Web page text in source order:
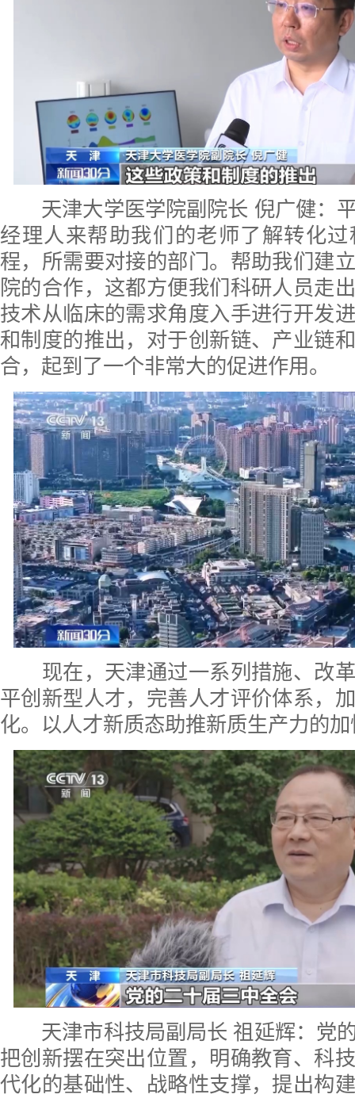
天津大学医学院副院长 倪广健：
经理人来帮助我们的老师了解转化
程，所需要对接的部门。帮助我们建
院的合作，这都方便我们科研人员走
技术从临床的需求角度入手进行开发
和制度的推出，对于创新链、产业链
合，起到了一个非常大的促进作用。
现在，天津通过一系列措施、改革
平创新型人才，完善人才评价体系，
化。以人才新质态助推新质生产力的
天津市科技局副局长 祖延辉：党
把创新摆在突出位置，明确教育、科
代化的基础性、战略性支撑，提出构